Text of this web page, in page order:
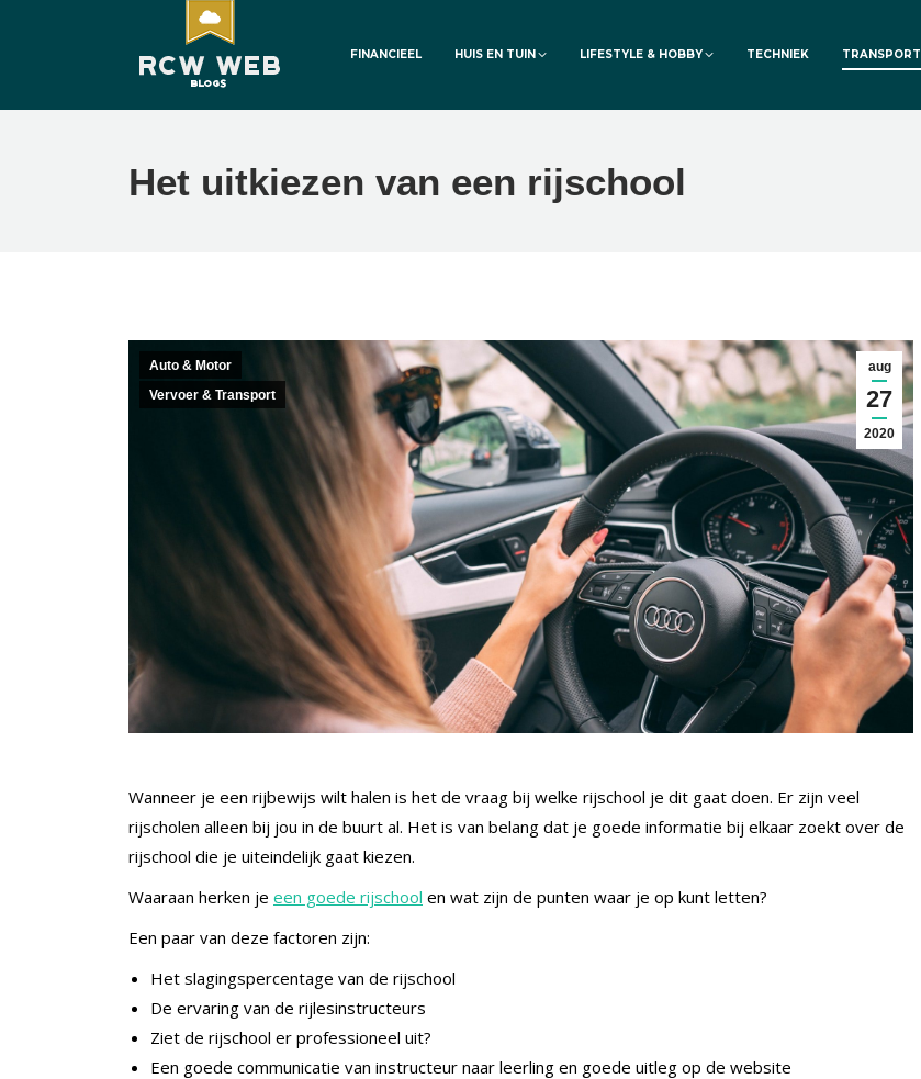
FINANCIEEL HUIS EN TUIN LIFESTYLE & HOBBY TECHNIEK TRANSPORT
Het uitkiezen van een rijschool
aug
27
2020
Auto & Motor
Vervoer & Transport
Wanneer je een rijbewijs wilt halen is het de vraag bij welke rijschool je dit gaat doen. Er zijn veel
rijscholen alleen bij jou in de buurt al. Het is van belang dat je goede informatie bij elkaar zoekt over de
rijschool die je uiteindelijk gaat kiezen.
Waaraan herken je een goede rijschool en wat zijn de punten waar je op kunt letten?
Een paar van deze factoren zijn:
Het slagingspercentage van de rijschool
De ervaring van de rijlesinstructeurs
Ziet de rijschool er professioneel uit?
Een goede communicatie van instructeur naar leerling en goede uitleg op de website